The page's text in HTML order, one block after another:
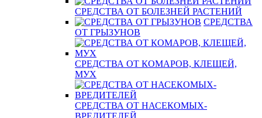
СРЕДСТВА ОТ БОЛЕЗНЕЙ РАСТЕНИЙ
СРЕДСТВА
ОТ ГРЫЗУНОВ
СРЕДСТВА ОТ КОМАРОВ, КЛЕЩЕЙ,
МУХ
СРЕДСТВА ОТ НАСЕКОМЫХ-
ВРЕДИТЕЛЕЙ